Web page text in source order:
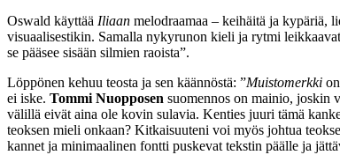
Oswald käyttää Iliaan melodraamaa – keihäitä ja kypäriä,
visuaalisestikin. Samalla nykyrunon kieli ja rytmi
se pääsee sisään silmien raoista”.
Löppönen kehuu teosta ja sen käännöstä: ”Muistomerkki
ei iske. Tommi Nuopposen suomennos on mainio, joskin
välillä eivät aina ole kovin sulavia. Kenties juuri tämä
teoksen mieli onkaan? Kitkaisuuteni voi myös johtua
kannet ja minimaalinen fontti puskevat tekstin päälle ja